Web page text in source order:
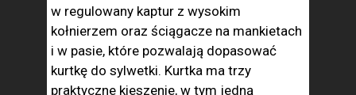
w regulowany kaptur z wysokim
kołnierzem oraz ściągacze na mankietach
i w pasie, które pozwalają dopasować
kurtkę do sylwetki. Kurtka ma trzy
praktyczne kieszenie, w tym jedną